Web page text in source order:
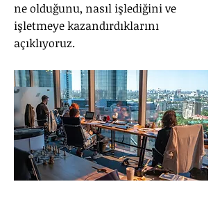
ne olduğunu, nasıl işlediğini ve
işletmeye kazandırdıklarını
açıklıyoruz.